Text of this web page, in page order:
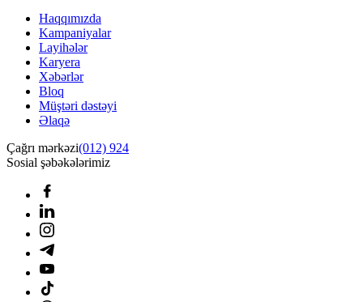
Haqqımızda
Kampaniyalar
Layihələr
Karyera
Xəbərlər
Bloq
Müştəri dəstəyi
Əlaqə
Çağrı mərkəzi(012) 924
Sosial şəbəkələrimiz